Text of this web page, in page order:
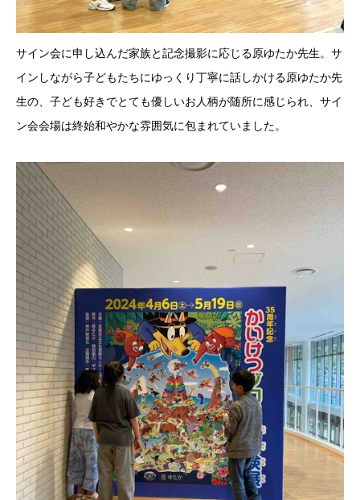
サイン会に申し込んだ家族と記念撮影に応じる原ゆたか先生。サ
インしながら子どもたちにゆっくり丁寧に話しかける原ゆたか先
生の、子ども好きでとても優しいお人柄が随所に感じられ、サイ
ン会会場は終始和やかな雰囲気に包まれていました。